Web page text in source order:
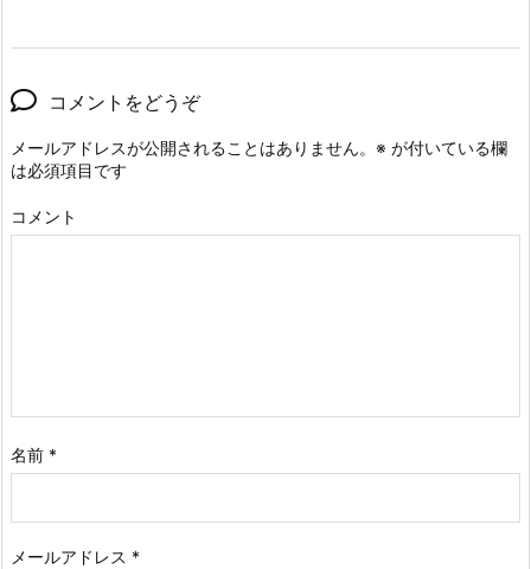
コメントをどうぞ
メールアドレスが公開されることはありません。 ※ が付いている欄
は必須項目です
コメント
名前 *
メールアドレス *